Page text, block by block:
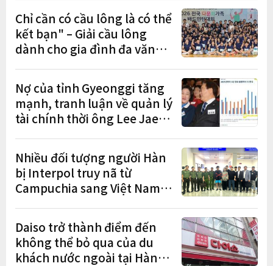
cư"
Chỉ cần có cầu lông là có thể
kết bạn" – Giải cầu lông
dành cho gia đình đa văn
Nợ của tỉnh Gyeonggi tăng
mạnh, tranh luận về quản lý
tài chính thời ông Lee Jae-
Nhiều đối tượng người Hàn
bị Interpol truy nã từ
Campuchia sang Việt Nam
Daiso trở thành điểm đến
không thể bỏ qua của du
khách nước ngoài tại Hàn